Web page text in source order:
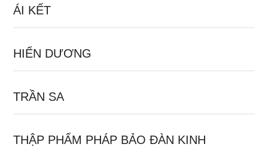
ÁI KẾT
HIỂN DƯƠNG
TRẦN SA
THẬP PHẨM PHÁP BẢO ĐÀN KINH